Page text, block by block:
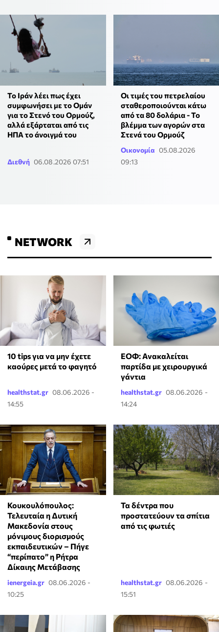
Το Ιράν λέει πως έχει
συμφωνήσει με το Ομάν
για το Στενό του Ορμούζ,
αλλά εξάρταται από τις
ΗΠΑ το άνοιγμά του
Διεθνή 06.08.2026 07:51
Οι τιμές του πετρελαίου
σταθεροποιούνται κάτω
από τα 80 δολάρια - Το
βλέμμα των αγορών στα
Στενά του Ορμούζ
Οικονομία 05.08.2026
09:13
NETWORK
10 tips για να μην έχετε
καούρες μετά το φαγητό
healthstat.gr 08.06.2026 -
14:55
ΕΟΦ: Ανακαλείται
παρτίδα με χειρουργικά
γάντια
healthstat.gr 08.06.2026 -
14:24
Κουκουλόπουλος:
Τελευταία η Δυτική
Μακεδονία στους
μόνιμους διορισμούς
εκπαιδευτικών – Πήγε
“περίπατο” η Ρήτρα
Δίκαιης Μετάβασης
ienergeia.gr 08.06.2026 -
10:25
Τα δέντρα που
προστατεύουν τα σπίτια
από τις φωτιές
healthstat.gr 08.06.2026 -
15:51